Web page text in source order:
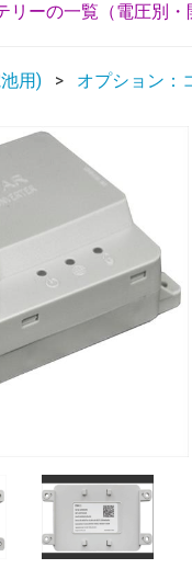
リーの一覧（電圧別
用) オプション：